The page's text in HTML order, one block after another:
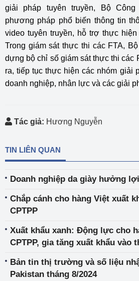
giải pháp tuyên truyền, Bộ
phương pháp phổ biến thông tin
video tuyên truyền, hỗ trợ thực
Trong giám sát thực thi các FTA,
dựng bộ chỉ số giám sát thực thi các
ra, tiếp tục thực hiện các nhóm giải
doanh nghiệp, nhân lực và các giải
Tác giả: Hương Nguyễn
TIN LIÊN QUAN
Doanh nghiệp da giày hưởng
Chắp cánh cho hàng Việt xuất
CPTPP
Xuất khẩu xanh: Động lực cho
CPTPP, gia tăng xuất khẩu vào
Bản tin thị trường và số liệu
Pakistan tháng 8/2024